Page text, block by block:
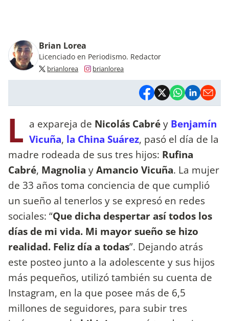
Brian Lorea
Licenciado en Periodismo. Redactor
brianlorea brianlorea
L a expareja de Nicolás Cabréy Benjamín
Vicuña, la China Suárez, pasó el día de la
madre rodeada de sus tres hijos: Rufina
Cabré, Magnolia yAmancio Vicuña. La mujer
de 33 años toma conciencia de que cumplió
un sueño al tenerlos y se expresó en redes
sociales: “Que dicha despertar así todos los
días de mi vida. Mi mayor sueño se hizo
realidad. Feliz día a todas”. Dejando atrás
este posteo junto a la adolescente y sus hijos
más pequeños, utilizó también su cuenta de
Instagram, en la que posee más de 6,5
millones de seguidores, para subir tres